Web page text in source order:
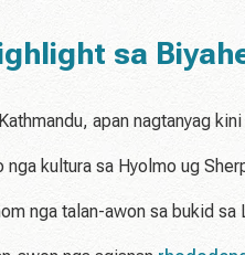
sa
apan nagtanyag
nga kultura sa Hyolmo ug
nga talan-awon sa bukid